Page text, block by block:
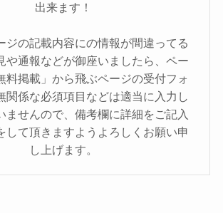
出来ます！
ジの記載内容にの情報が間違ってる
や通報などが御座いましたら、ペー
料掲載」から飛ぶページの受付フォ
関係な必須項目などは適当に入力し
ませんので、備考欄に詳細をご記入
して頂きますようよろしくお願い申
し上げます。